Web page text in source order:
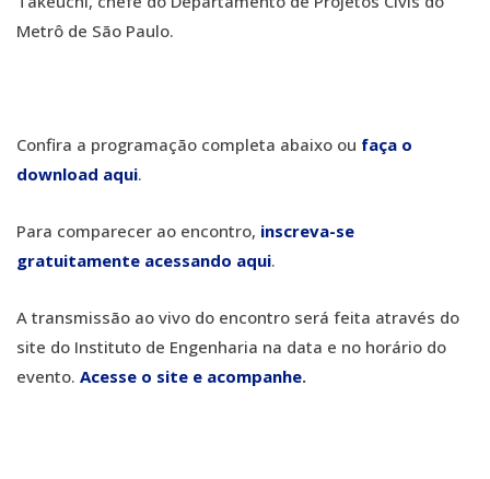
Metrô de São Paulo.
Confira a programação completa abaixo ou faça o
download aqui.
Para comparecer ao encontro, inscreva-se
gratuitamente acessando aqui.
A transmissão ao vivo do encontro será feita através do
site do Instituto de Engenharia na data e no horário do
evento. Acesse o site e acompanhe.